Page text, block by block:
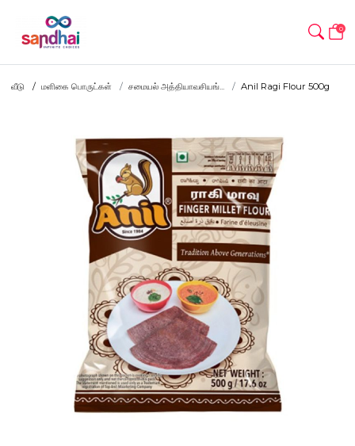
0
வீடு மளிகை பொருட்கள் சமையல் அத்தியாவசியங்... Anil Ragi Flour 500g